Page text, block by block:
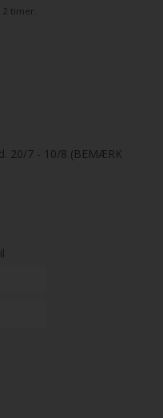
timer.
20/7 - 10/8 (BEMÆRK